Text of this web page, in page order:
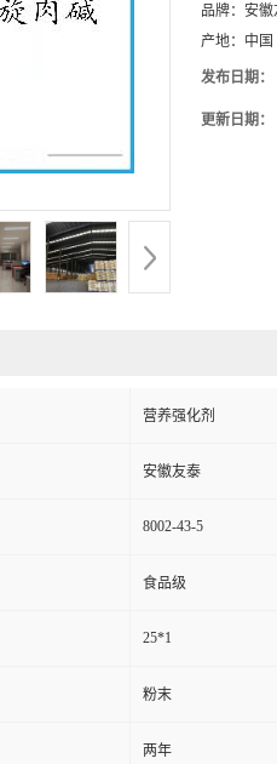
品牌： 安徽
产地： 中国
发布日期：
更新日期：
营养强化剂
安徽友泰
8002-43-5
食品级
25*1
粉末
两年